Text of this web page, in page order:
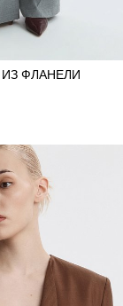
44 46
ФЛАНЕЛИ